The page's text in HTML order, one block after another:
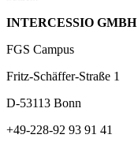
INTERCESSIO GMBH
FGS Campus
Fritz-Schäffer-Straße 1
D-53113 Bonn
+49-228-92 93 91 41